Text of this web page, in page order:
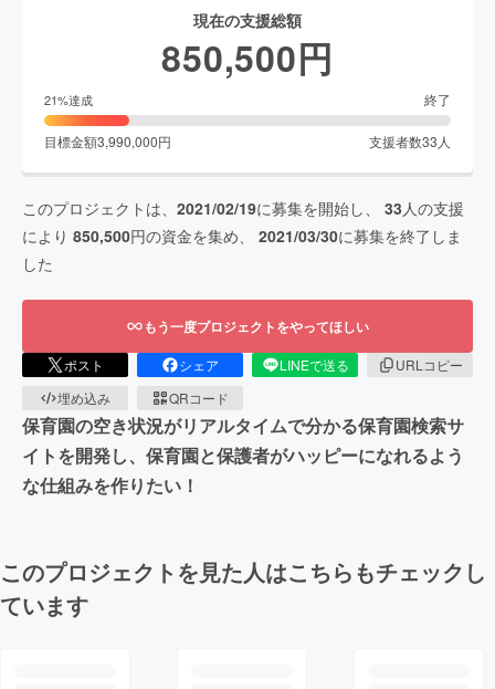
現在の支援総額
850,500円
21%達成 終了
目標金額3,990,000円 支援者数33 人
このプロジェクトは、 2021/02/19に募集を開始し、 33人の支援
により 850,500円の資金を集め、 2021/03/30に募集を終了しま
した
もう一度プロジェクトをやってほしい
ポスト シェア LINEで送る
URLコピー
埋め込み
QRコード
保育園の空き状況がリアルタイムで分かる保育園検索サ
イトを開発し、保育園と保護者がハッピーになれるよう
な仕組みを作りたい！
このプロジェクトを見た人はこちらもチェックし
ています